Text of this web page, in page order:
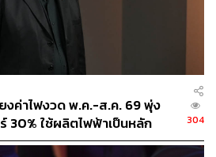
งค่าไฟงวด พ.ค.-ส.ค. 69 พุ่ง
30% ใช้ผลิตไฟฟ้าเป็นหลัก
304